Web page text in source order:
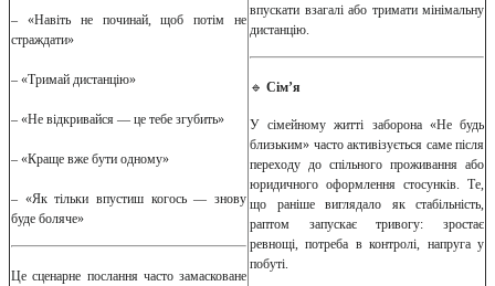
– «Навіть не починай, щоб потім не
страждати»
– «Тримай дистанцію»
– «Не відкривайся — це тебе згубить»
– «Краще вже бути одному»
– «Як тільки впустиш когось — знову
буде боляче»
Це сценарне послання часто замасковане
впускати взагалі або тримати мінімальну
дистанцію.
🔹 Сім’я
У сімейному житті заборона «Не будь
близьким» часто активізується саме після
переходу до спільного проживання або
юридичного оформлення стосунків. Те,
що раніше виглядало як стабільність,
раптом запускає тривогу: зростає
ревнощі, потреба в контролі, напруга у
побуті.